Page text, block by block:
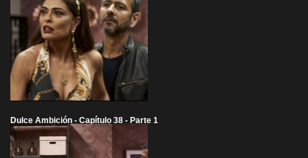
Dulce Ambición - Capítulo 38 - Parte 1